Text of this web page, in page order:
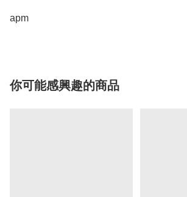
apm
你可能感興趣的商品